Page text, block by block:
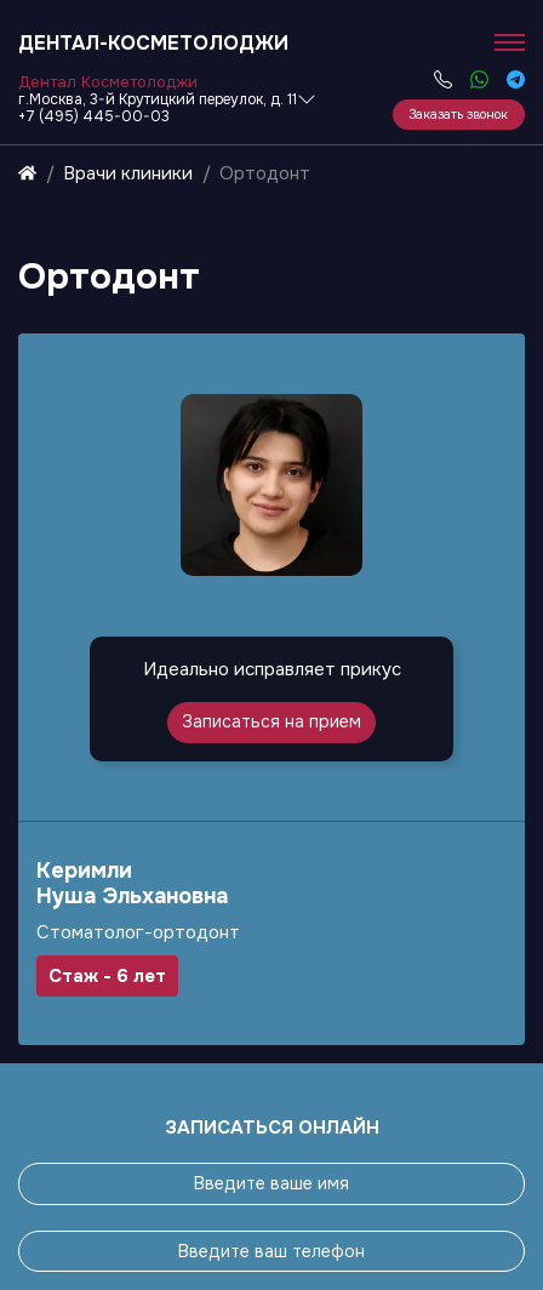
ДЕНТАЛ-КОСМЕТОЛОДЖИ
Дентал Косметолоджи
г.Москва, 3-й Крутицкий переулок, д. 11
+7 (495) 445-00-03
Заказать звонок
Врачи клиники Ортодонт
Ортодонт
Идеально исправляет прикус
Записаться на прием
Керимли
Нуша Эльхановна
Стоматолог-ортодонт
Стаж - 6 лет
ЗАПИСАТЬСЯ ОНЛАЙН